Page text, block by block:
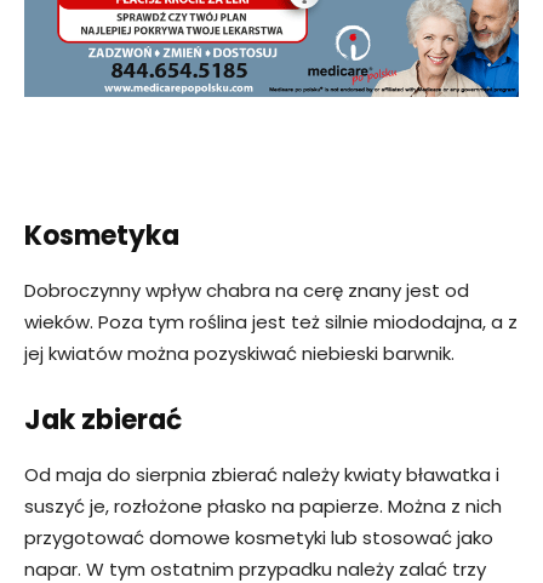
Kosmetyka
Dobroczynny wpływ chabra na cerę znany jest od
wieków. Poza tym roślina jest też silnie miododajna, a z
jej kwiatów można pozyskiwać niebieski barwnik.
Jak zbierać
Od maja do sierpnia zbierać należy kwiaty bławatka i
suszyć je, rozłożone płasko na papierze. Można z nich
przygotować domowe kosmetyki lub stosować jako
napar. W tym ostatnim przypadku należy zalać trzy